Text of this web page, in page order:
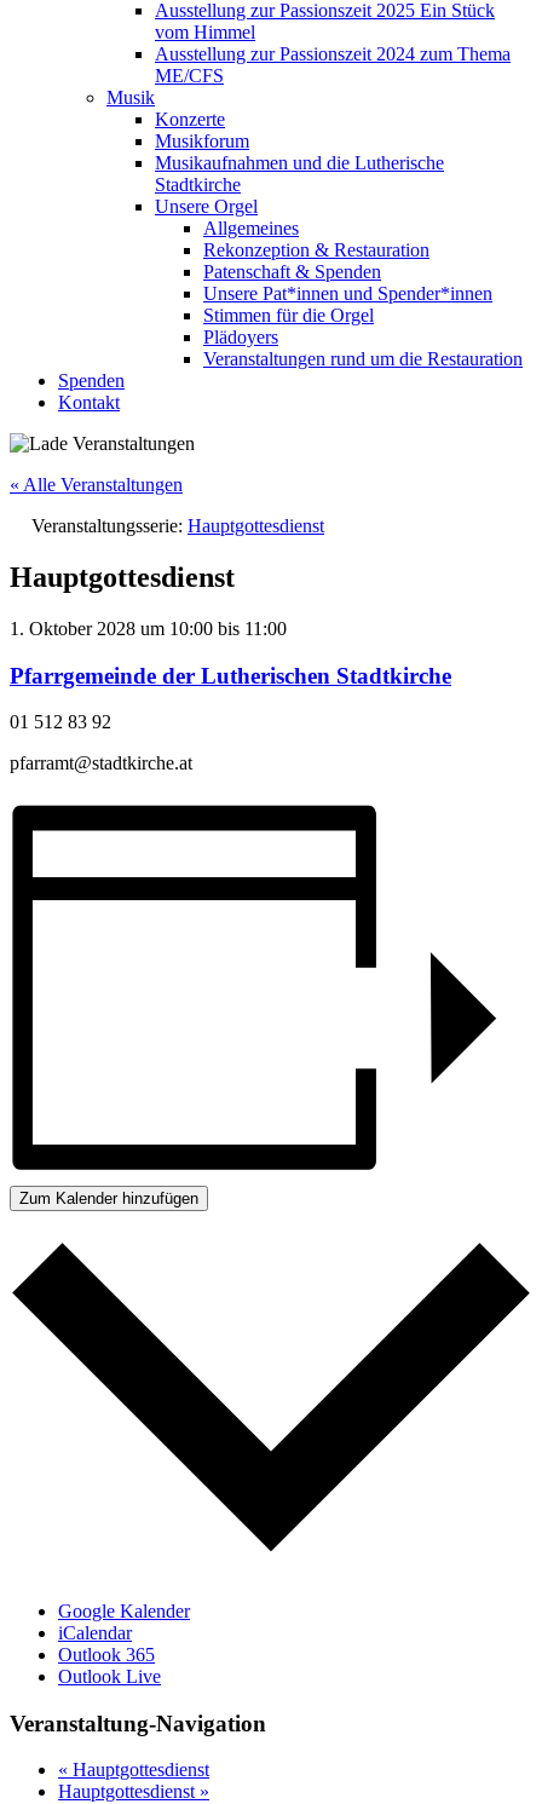
Ausstellung zur Passionszeit 2025 Ein Stück
vom Himmel
Ausstellung zur Passionszeit 2024 zum Thema
ME/CFS
Musik
Konzerte
Musikforum
Musikaufnahmen und die Lutherische
Stadtkirche
Unsere Orgel
Allgemeines
Rekonzeption & Restauration
Patenschaft & Spenden
Unsere Pat*innen und Spender*innen
Stimmen für die Orgel
Plädoyers
Veranstaltungen rund um die Restauration
Spenden
Kontakt
« Alle Veranstaltungen
Veranstaltungsserie: Hauptgottesdienst
Hauptgottesdienst
1. Oktober 2028 um 10:00 bis 11:00
Pfarrgemeinde der Lutherischen Stadtkirche
01 512 83 92
pfarramt@stadtkirche.at
Zum Kalender hinzufügen
Google Kalender
iCalendar
Outlook 365
Outlook Live
Veranstaltung-Navigation
« Hauptgottesdienst
Hauptgottesdienst »